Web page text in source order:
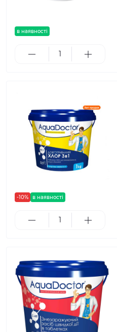
в наявності
-10% в наявності